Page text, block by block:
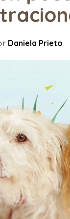
Daniela Prieto